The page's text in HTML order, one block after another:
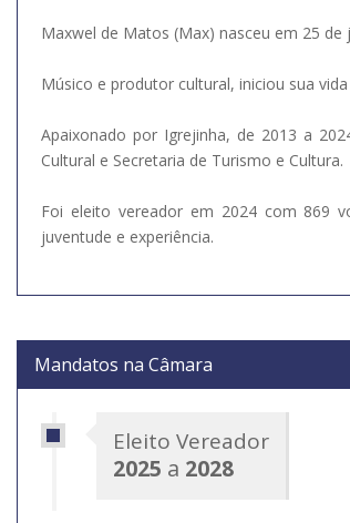
Maxwel de Matos (Max) nasceu em 25
Músico e produtor cultural, iniciou sua
Apaixonado por Igrejinha, de 2013 a
Cultural e Secretaria de Turismo e Cultura.
Foi eleito vereador em 2024 com 869
juventude e experiência.
Mandatos na Câmara
Eleito Vereador
2025 a 2028